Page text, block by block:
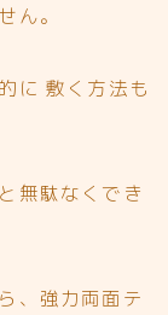
ん。
に 敷く方法も
無駄なくでき
、強力両面テ